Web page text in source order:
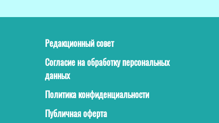
Редакционный совет
Согласие на обработку персональных
данных
Политика конфиденциальности
Публичная оферта